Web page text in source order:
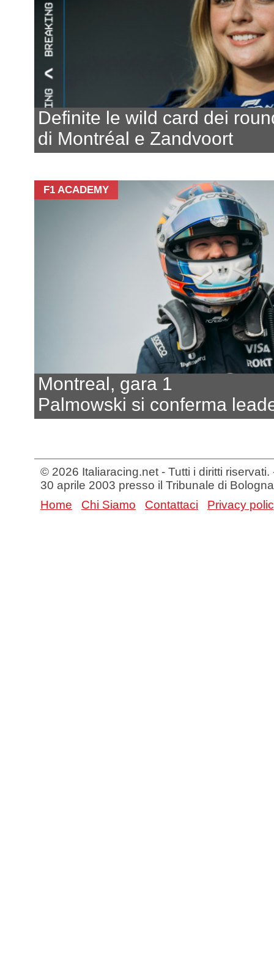
Definite le wild card dei
di Montréal e Zandvoort
F1 ACADEMY
Montreal, gara 1
Palmowski si conferma
© 2026 Italiaracing.net - Tutti i diritti
30 aprile 2003 presso il Tribunale di Bologna
Home
Chi Siamo Contattaci Privacy